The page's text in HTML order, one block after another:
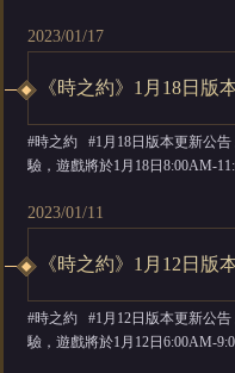
的不便敬請諒解。 合服時間：1月18日8:00-11:00AM 【溫馨提示】：子服合服
2023/01/17
《時之約》1月18日版
#時之約 #1月18日版本更新公
驗，遊戲將於1月18日8:00AM-
的不便敬請諒解。維護補償會在
2023/01/11
《時之約》1月12日版
#時之約 #1月12日版本更新公
驗，遊戲將於1月12日6:00AM-